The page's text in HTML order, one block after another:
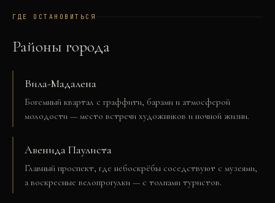
ГДЕ ОСТАНОВИТЬСЯ
Районы города
Вила-Мадалена
Богемный квартал с граффити, барами и атмосферой
молодости — место встречи художников и ночной жизни.
Авенида Паулиста
Главный проспект, где небоскрёбы соседствуют с музеями,
а воскресные велопрогулки — с толпами туристов.